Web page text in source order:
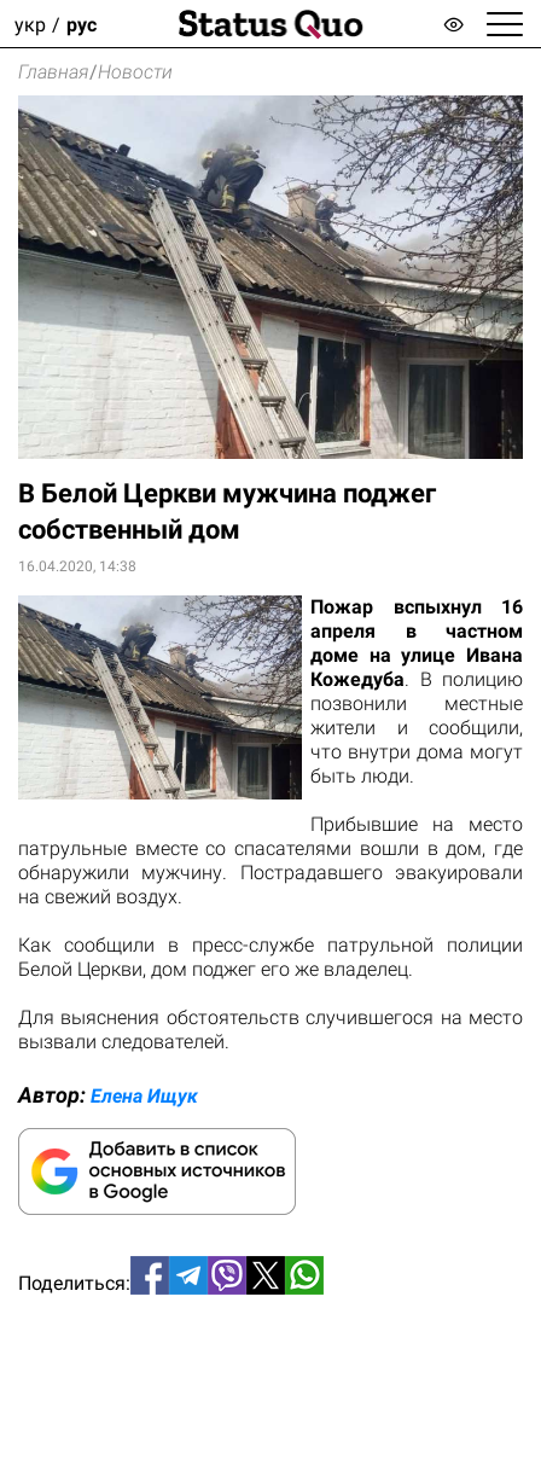
укр рус
Главная/Новости
В Белой Церкви мужчина поджег
собственный дом
16.04.2020, 14:38
Пожар вспыхнул 16
апреля в частном
доме на улице Ивана
Кожедуба. В полицию
позвонили местные
жители и сообщили,
что внутри дома могут
быть люди.
Прибывшие на место
патрульные вместе со спасателями вошли в дом, где
обнаружили мужчину. Пострадавшего эвакуировали
на свежий воздух.
Как сообщили в пресс-службе патрульной полиции
Белой Церкви, дом поджег его же владелец.
Для выяснения обстоятельств случившегося на место
вызвали следователей.
Автор: Елена Ищук
Поделиться: